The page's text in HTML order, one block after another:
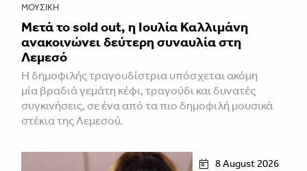
ΜΟΥΣΙΚΉ
Μετά το sold out, η Ιουλία Καλλιμάνη
ανακοινώνει δεύτερη συναυλία στη
Λεμεσό
H δημοφιλής τραγουδίστρια υπόσχεται ακόμη
μία βραδιά γεμάτη κέφι, τραγούδι και δυνατές
συγκινήσεις, σε ένα από τα πιο δημοφιλή μουσικά
στέκια της Λεμεσού.
8 August 2026